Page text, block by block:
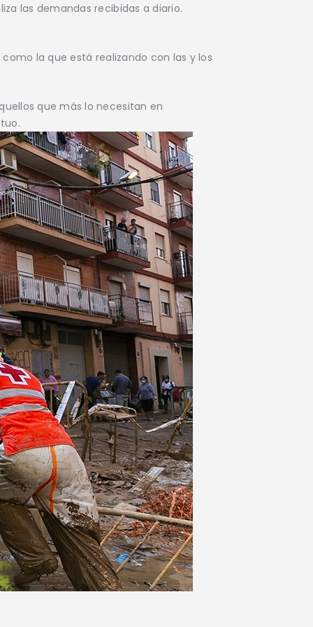
las demandas recibidas a diario.
la que está realizando con las y los
que más lo necesitan en